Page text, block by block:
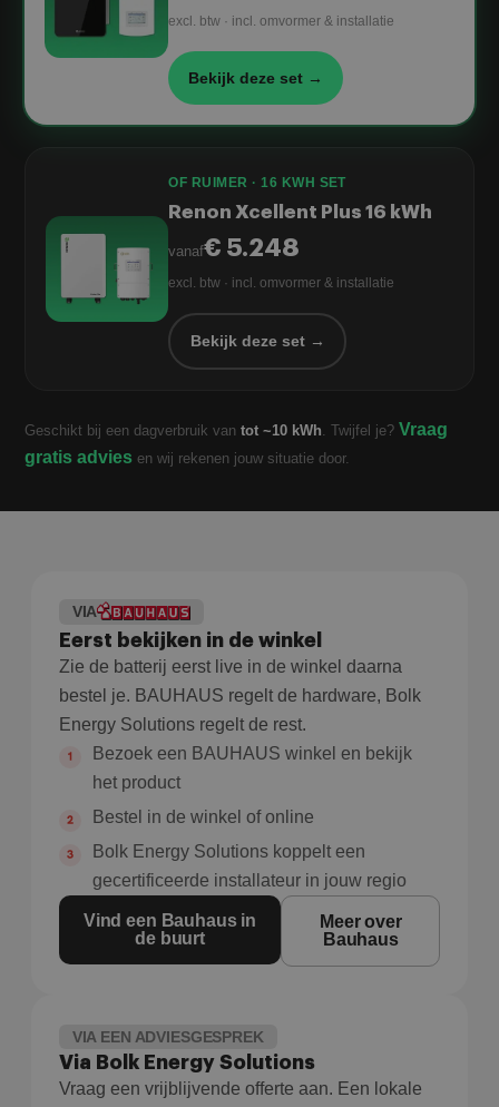
excl. btw · incl. omvormer & installatie
Bekijk deze set →
OF RUIMER · 16 KWH SET
Renon Xcellent Plus 16 kWh
vanaf€ 5.248
excl. btw · incl. omvormer & installatie
Bekijk deze set →
Geschikt bij een dagverbruik vantot ~10 kWh . Twijfel je? Vraag
gratis advies en wij rekenen jouw situatie door.
VIA
Eerst bekijken in de winkel
Zie de batterij eerst live in de winkel daarna
bestel je. BAUHAUS regelt de hardware, Bolk
Energy Solutions regelt de rest.
Bezoek een BAUHAUS winkel en bekijk
het product
Bestel in de winkel of online
Bolk Energy Solutions koppelt een
gecertificeerde installateur in jouw regio
Vind een Bauhaus in
de buurt
Meer over
Bauhaus
VIA EEN ADVIESGESPREK
Via Bolk Energy Solutions
Vraag een vrijblijvende offerte aan. Een lokale